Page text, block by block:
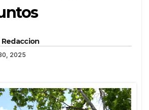
Redaccion
2025